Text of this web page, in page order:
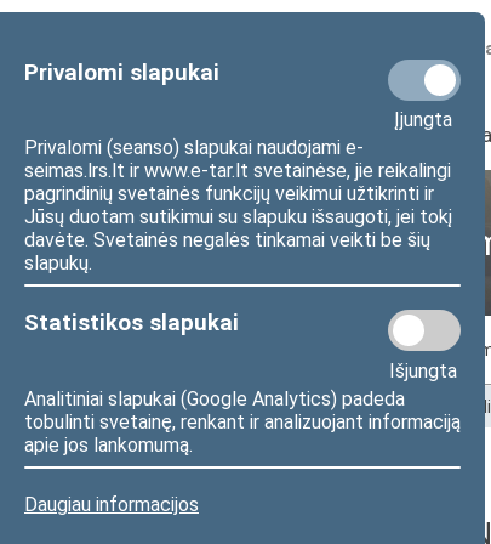
Privalomi slapukai
Įjungta
Privalomi (seanso) slapukai naudojami e-
seimas.lrs.lt ir www.e-tar.lt svetainėse, jie reikalingi
pagrindinių svetainės funkcijų veikimui užtikrinti ir
Jūsų duotam sutikimui su slapuku išsaugoti, jei tokį
davėte. Svetainės negalės tinkamai veikti be šių
slapukų.
Statistikos slapukai
Išjungta
Analitiniai slapukai (Google Analytics) padeda
tobulinti svetainę, renkant ir analizuojant informaciją
apie jos lankomumą.
Daugiau informacijos
Numatomos
Sudėtis Veikla
Nacionalinio
Posėdžiai
Pradžia>Komitetai ir komisijos>
2026 m. gegužės 29